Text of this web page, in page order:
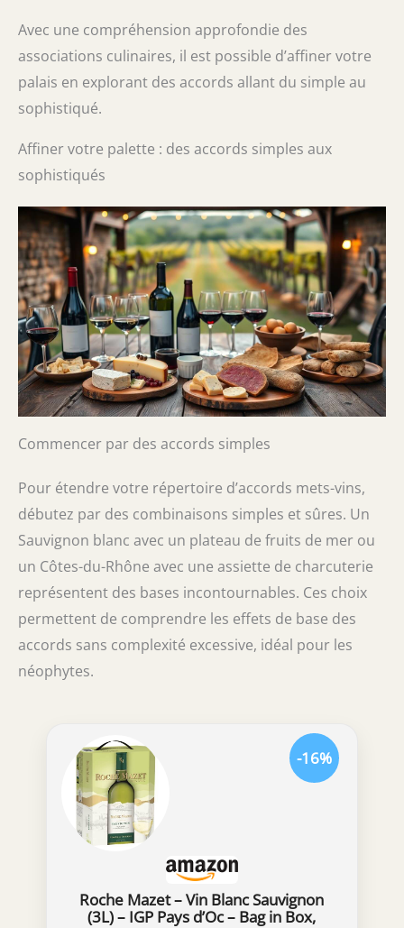
Avec une compréhension approfondie des
associations culinaires, il est possible d’affiner votre
palais en explorant des accords allant du simple au
sophistiqué.
Affiner votre palette : des accords simples aux
sophistiqués
Commencer par des accords simples
Pour étendre votre répertoire d’accords mets-vins,
débutez par des combinaisons simples et sûres. Un
Sauvignon blanc avec un plateau de fruits de mer ou
un Côtes-du-Rhône avec une assiette de charcuterie
représentent des bases incontournables. Ces choix
permettent de comprendre les effets de base des
accords sans complexité excessive, idéal pour les
néophytes.
Roche Mazet – Vin Blanc Sauvignon
(3L) – IGP Pays d’Oc – Bag in Box,
-16%